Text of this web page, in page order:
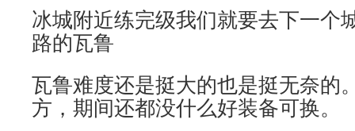
冰城附近练完级我们就要去下一个
路的瓦鲁
瓦鲁难度还是挺大的也是挺无奈的
方，期间还都没什么好装备可换。